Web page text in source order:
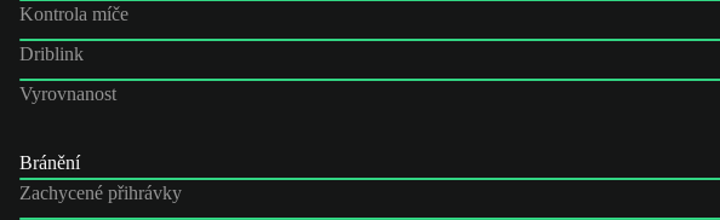
Kontrola míče
Driblink
Vyrovnanost
Bránění
Zachycené přihrávky